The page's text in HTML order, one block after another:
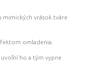
vrások tváre
omladenia.
ho a tým vypne